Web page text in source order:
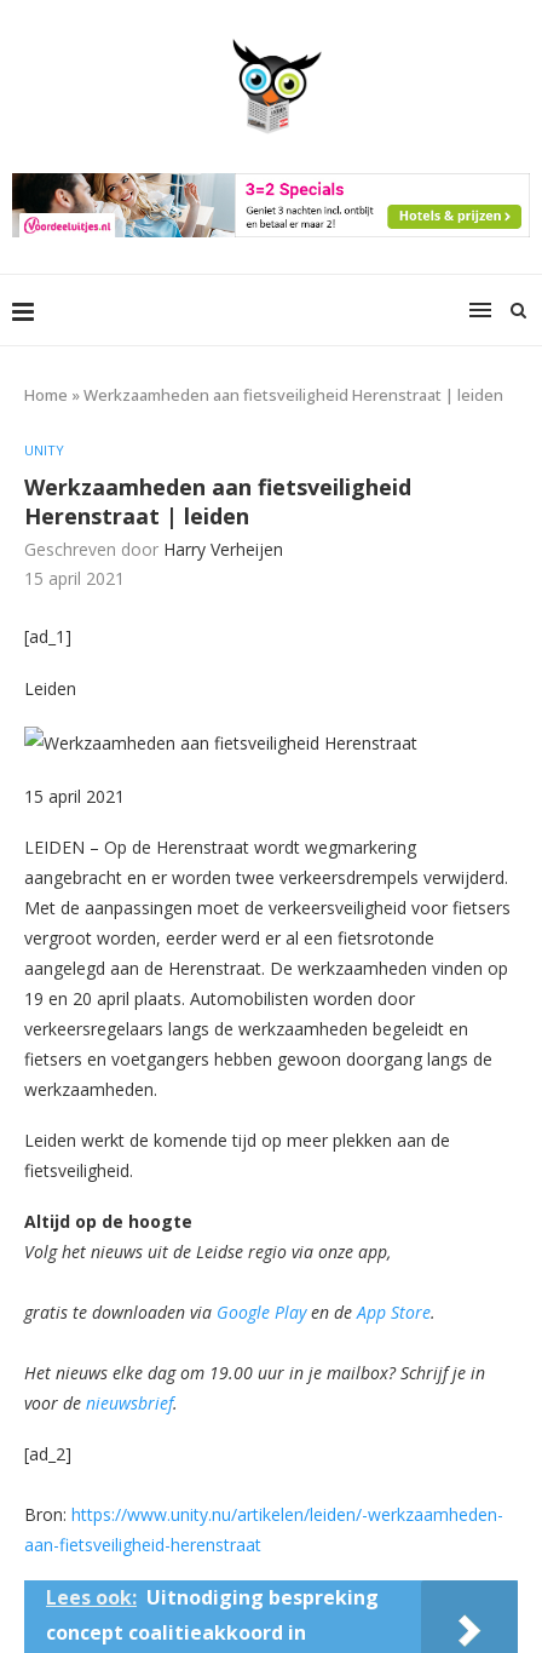
Home »Werkzaamheden aan fietsveiligheid Herenstraat | leiden
UNITY
Werkzaamheden aan fietsveiligheid
Herenstraat | leiden
Geschreven door Harry Verheijen
15 april 2021
[ad_1]
Leiden
15 april 2021
LEIDEN – Op de Herenstraat wordt wegmarkering
aangebracht en er worden twee verkeersdrempels verwijderd.
Met de aanpassingen moet de verkeersveiligheid voor fietsers
vergroot worden, eerder werd er al een fietsrotonde
aangelegd aan de Herenstraat. De werkzaamheden vinden op
19 en 20 april plaats. Automobilisten worden door
verkeersregelaars langs de werkzaamheden begeleidt en
fietsers en voetgangers hebben gewoon doorgang langs de
werkzaamheden.
Leiden werkt de komende tijd op meer plekken aan de
fietsveiligheid.
Altijd op de hoogte
Volg het nieuws uit de Leidse regio via onze app,
gratis te downloaden via Google Playen deApp Store.
Het nieuws elke dag om 19.00 uur in je mailbox? Schrijf je in
voor de nieuwsbrief.
[ad_2]
Bron: https://www.unity.nu/artikelen/leiden/-werkzaamheden-
aan-fietsveiligheid-herenstraat
Lees ook: Uitnodiging bespreking
concept coalitieakkoord in